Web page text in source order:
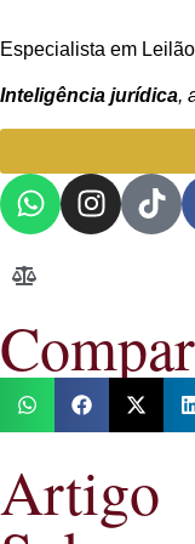
Especialista em
Inteligência jurídica,
Artigo